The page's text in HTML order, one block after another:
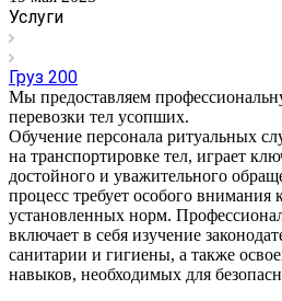
Услуги
Груз 200
Мы предоставляем
перевозки тел усопших.
Обучение персонала ритуальных
на транспортировке тел, играет
достойного и уважительного
процесс требует особого внимания
установленных норм.
включает в себя изучение
санитарии и гигиены, а также
навыков, необходимых для